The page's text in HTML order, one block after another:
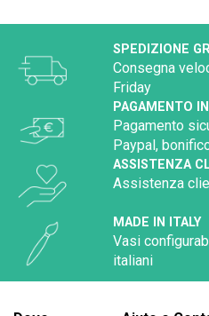
SPEDIZIONE
Consegna
Friday
PAGAMENTO
Pagamento
Paypal,
ASSISTENZA
Assistenza
MADE IN ITALY
Vasi
italiani